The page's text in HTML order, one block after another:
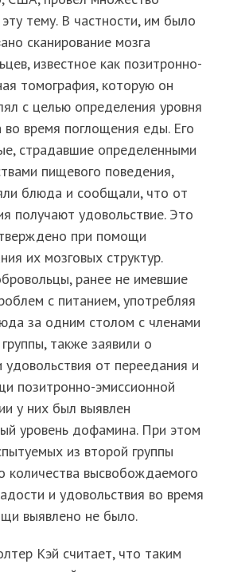
тему. В частности, им было
сканирование мозга
известное как позитронно-
томография, которую он
с целью определения уровня
время поглощения еды. Его
страдавшие определенными
пищевого поведения,
блюда и сообщали, что от
получают удовольствие. Это
при помощи
их мозговых структур.
ранее не имевшие
с питанием, употребляя
за одним столом с членами
также заявили о
удовольствия от переедания и
позитронно-эмиссионной
у них был выявлен
уровень дофамина. При этом
из второй группы
количества высвобождаемого
и удовольствия во время
выявлено не было.
Кэй считает, что таким